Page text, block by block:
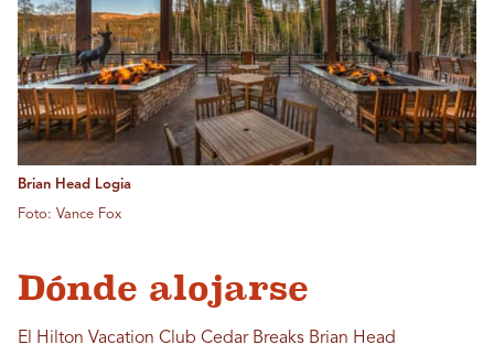
Brian Head Logia
Foto: Vance Fox
Dónde alojarse
El Hilton Vacation Club Cedar Breaks Brian Head